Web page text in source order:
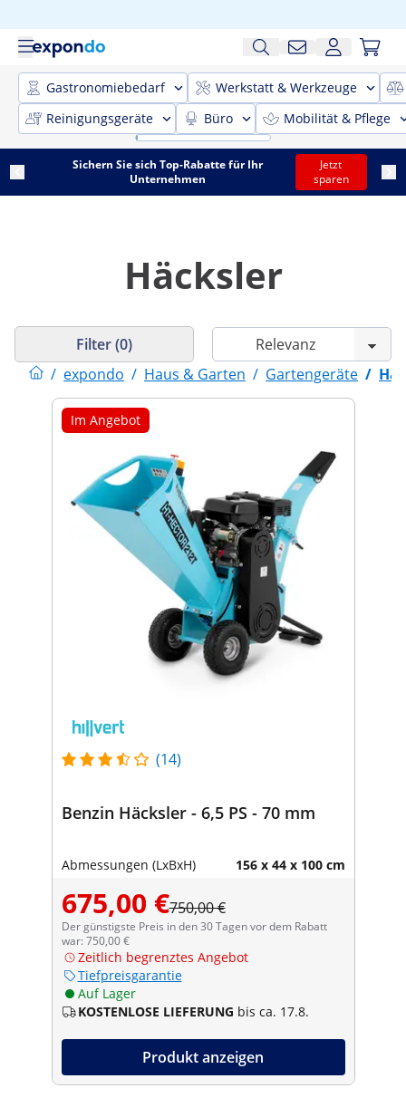
Gastronomiebedarf
Werkstatt & Werkzeuge
Reinigungsgeräte
Büro Mobilität & Pflege
Sichern Sie sich Top-Rabatte für Ihr
Unternehmen
Jetzt
sparen
Häcksler
/ expondo / Haus & Garten / Gartengeräte /
Filter (0)
Im Angebot
(14)
Benzin Häcksler - 6,5 PS - 70 mm
Abmessungen (LxBxH) 156 x 44 x 100 cm
675,00 €750,00 €
Der günstigste Preis in den 30 Tagen vor dem Rabatt
war: 750,00 €
Zeitlich begrenztes Angebot
Tiefpreisgarantie
Auf Lager
KOSTENLOSE LIEFERUNG bis ca. 17.8.
Produkt anzeigen